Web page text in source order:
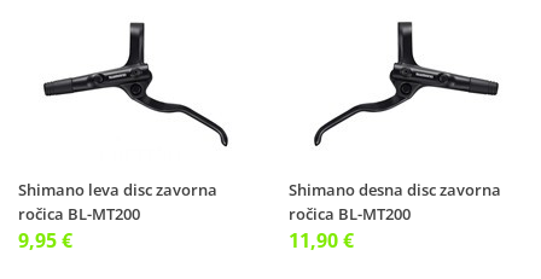
Shimano leva disc zavorna
ročica BL-MT200
9,95 €
Shimano desna disc zavorna
ročica BL-MT200
11,90 €